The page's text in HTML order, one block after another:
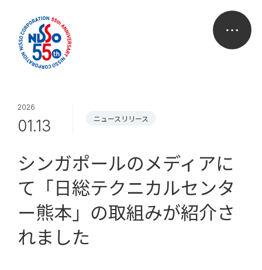
2026
01.13 ニュースリリース
シンガポールのメディアに
て「日総テクニカルセンタ
ー熊本」の取組みが紹介さ
れました